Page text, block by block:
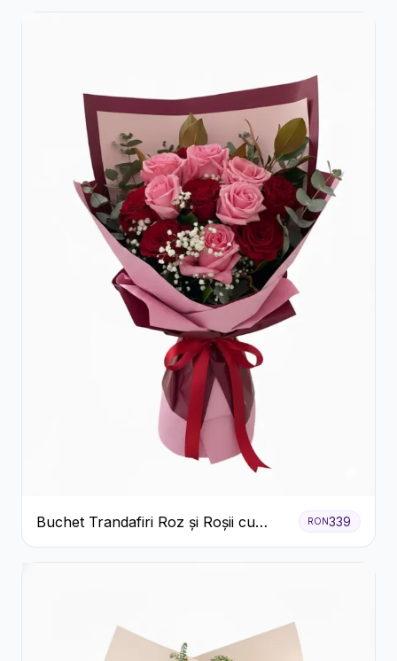
Buchet Trandafiri Roz și Roșii cu
Eucalipt și Gypsophila
RON339